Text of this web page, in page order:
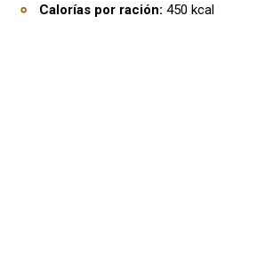
Calorías por ración: 450 kcal